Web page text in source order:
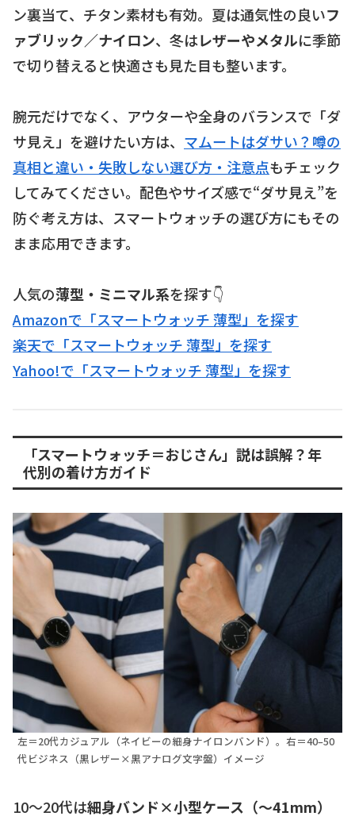
ン裏当て、チタン素材も有効。夏は通気性の良いフ
ァブリック／ナイロン、冬はレザーやメタルに季節
で切り替えると快適さも見た目も整います。
腕元だけでなく、アウターや全身のバランスで「ダ
サ見え」を避けたい方は、 マムートはダサい？噂の
真相と違い・失敗しない選び方・注意点もチェック
してみてください。配色やサイズ感で“ダサ見え”を
防ぐ考え方は、スマートウォッチの選び方にもその
まま応用できます。
人気の薄型・ミニマル系を探す👇
Amazonで「スマートウォッチ 薄型」を探す
楽天で「スマートウォッチ 薄型」を探す
Yahoo!で「スマートウォッチ 薄型」を探す
「スマートウォッチ＝おじさん」説は誤解？年
代別の着け方ガイド
左＝20代カジュアル（ネイビーの細身ナイロンバンド）。右＝40–50
代ビジネス（黒レザー×黒アナログ文字盤）イメージ
10〜20代は細身バンド×小型ケース（～41mm）